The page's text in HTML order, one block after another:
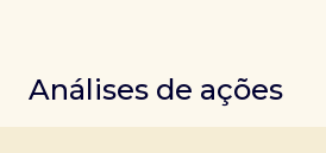
Análises de ações